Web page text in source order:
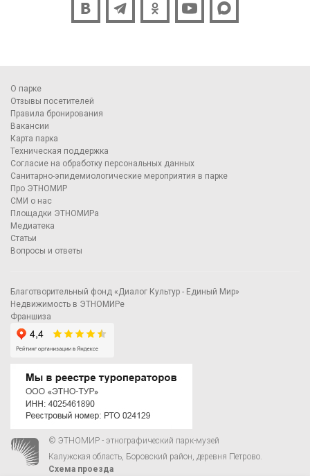
О парке
Отзывы посетителей
Правила бронирования
Вакансии
Карта парка
Техническая поддержка
Согласие на обработку персональных данных
Санитарно-эпидемиологические мероприятия в парке
Про ЭТНОМИР
СМИ о нас
Площадки ЭТНОМИРа
Медиатека
Статьи
Вопросы и ответы
Благотворительный фонд «Диалог Культур - Единый Мир»
Недвижимость в ЭТНОМИРе
Франшиза
© ЭТНОМИР - этнографический парк-музей
Калужская область, Боровский район, деревня Петрово.
Схема проезда